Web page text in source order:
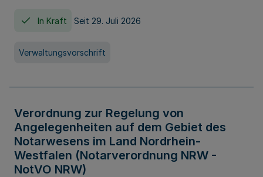
In Kraft Seit 29. Juli 2026
Verwaltungsvorschrift
Verordnung zur Regelung von
Angelegenheiten auf dem Gebiet des
Notarwesens im Land Nordrhein-
Westfalen (Notarverordnung NRW -
NotVO NRW)